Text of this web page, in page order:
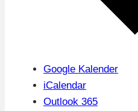
Google Kalender
iCalendar
Outlook 365